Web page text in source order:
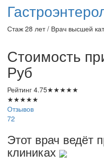
Стаж 28 лет / Врач высшей
Стоимость
Руб
Рейтинг 4.75★★★★★
★★★★★
Отзывов
72
Этот врач ведёт
клиниках